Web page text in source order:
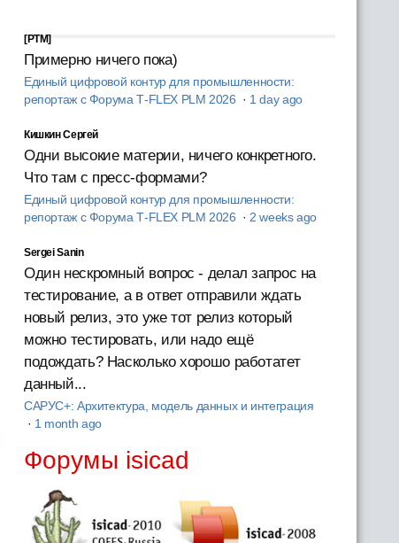
[PTM]
Примерно ничего пока)
Единый цифровой контур для промышленности:
репортаж с Форума T‑FLEX PLM 2026 · 1 day ago
Кишкин Сергей
Одни высокие материи, ничего конкретного.
Что там с пресс-формами?
Единый цифровой контур для промышленности:
репортаж с Форума T‑FLEX PLM 2026 · 2 weeks ago
Sergei Sanin
Один нескромный вопрос - делал запрос на
тестирование, а в ответ отправили ждать
новый релиз, это уже тот релиз который
можно тестировать, или надо ещё
подождать? Насколько хорошо работатет
данный...
САРУС+: Архитектура, модель данных и интеграция
· 1 month ago
Форумы isicad